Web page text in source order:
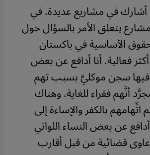
أشارك في مشاريع عديدة. في
يتعلق الأمر بالسؤال حول
الأساسية في باكستان
فعالية. أنا أدافع عن بعض
فيها سجن موكليَّ بسبب تهم
أنَّهم فقراء للغاية. وهناك
بالكفر والإساءة إلى
عن بعض النساء اللواتي
قضائية من قبل أقارب